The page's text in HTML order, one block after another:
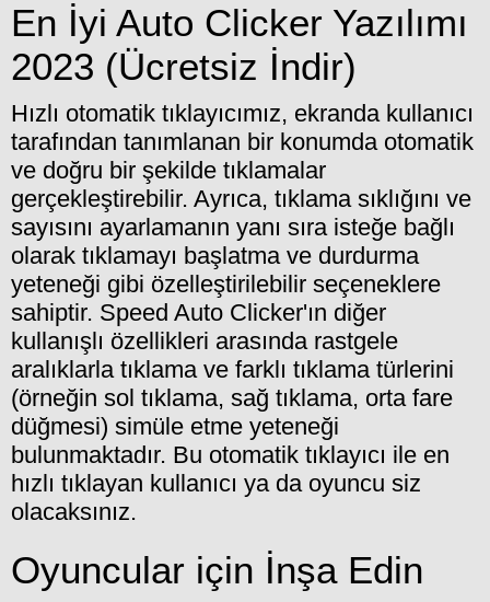
En İyi Auto Clicker Yazılımı
2023 (Ücretsiz İndir)
Hızlı otomatik tıklayıcımız, ekranda kullanıcı
tarafından tanımlanan bir konumda otomatik
ve doğru bir şekilde tıklamalar
gerçekleştirebilir. Ayrıca, tıklama sıklığını ve
sayısını ayarlamanın yanı sıra isteğe bağlı
olarak tıklamayı başlatma ve durdurma
yeteneği gibi özelleştirilebilir seçeneklere
sahiptir. Speed Auto Clicker'ın diğer
kullanışlı özellikleri arasında rastgele
aralıklarla tıklama ve farklı tıklama türlerini
(örneğin sol tıklama, sağ tıklama, orta fare
düğmesi) simüle etme yeteneği
bulunmaktadır. Bu otomatik tıklayıcı ile en
hızlı tıklayan kullanıcı ya da oyuncu siz
olacaksınız.
Oyuncular için İnşa Edin